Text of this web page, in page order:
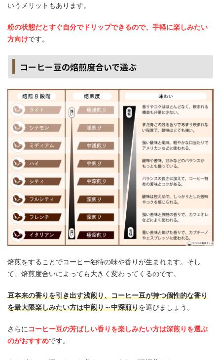
いうメリットもあります。
粉の状態だとすぐ自分でドリップできるので、手軽に楽しみたい
方向けです。
コーヒー豆の焙煎度合いで選ぶ
焙煎をすることでコーヒー独特の味や香りが生まれます。そし
て、焙煎度合いによっても大きく変わってくるのです。
豆本来の香りを引き出す浅煎り、コーヒー豆が持つ個性的な香り
を最大限楽しみたい方は中煎り～中深煎りを選びましょう。
さらに コーヒー豆の芳ばしい香りを楽しみたい方は深煎りを選ぶ
のがおすすめです。